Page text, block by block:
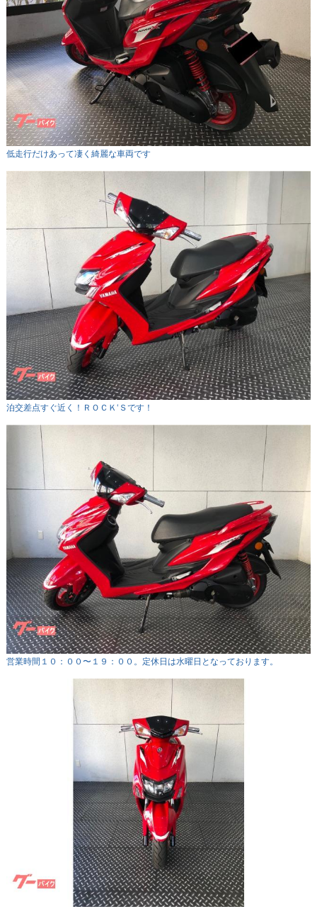
低走行だけあって凄く綺麗な車両です
泊交差点すぐ近く！ＲＯＣＫ‘Ｓです！
営業時間１０：００〜１９：００。定休日は水曜日となっております。